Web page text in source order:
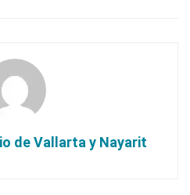
de Vallarta y Nayarit